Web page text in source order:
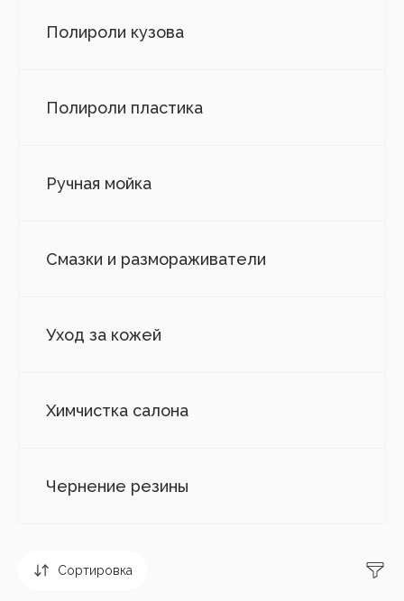
Полироли кузова
Полироли пластика
Ручная мойка
Смазки и размораживатели
Уход за кожей
Химчистка салона
Чернение резины
Сортировка